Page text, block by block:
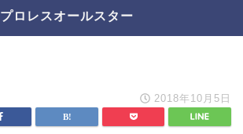
プロレスオールスター
2018年10月5日